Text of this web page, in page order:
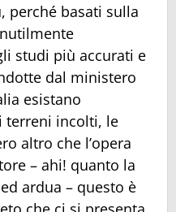
perché basati sulla
studi più accurati e
dal ministero
esistano
terreni incolti, le
altro che l’opera
– ahi! quanto la
ardua – questo è